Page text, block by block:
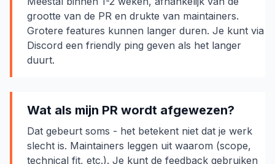
grootte van de PR en drukte van maintainers.
Grotere features kunnen langer duren. Je kunt via
Discord een friendly ping geven als het langer
duurt.
Wat als mijn PR wordt afgewezen?
Dat gebeurt soms - het betekent niet dat je werk
slecht is. Maintainers leggen uit waarom (scope,
technical fit, etc.). Je kunt de feedback gebruiken